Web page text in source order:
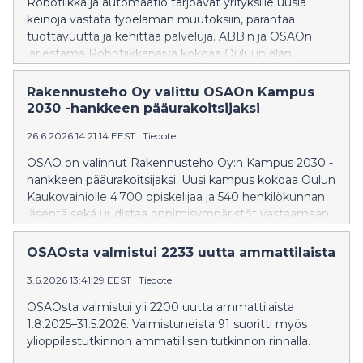
keinoja vastata työelämän muutoksiin, parantaa
tuottavuutta ja kehittää palveluja. ABB:n ja OSAOn
järjestämä Robotiikkapäivä kokoaa Ouluun alan
asiantuntijat, yritykset ja opiskelijat tutustumaan
uusimpiin teknologioihin ja niiden käytännön
sovelluksiin.
Rakennusteho Oy valittu OSAOn Kampus
2030 -hankkeen pääurakoitsijaksi
26.6.2026 14:21:14 EEST | Tiedote
OSAO on valinnut Rakennusteho Oy:n Kampus 2030 -
hankkeen pääurakoitsijaksi. Uusi kampus kokoaa Oulun
Kaukovainiolle 4 700 opiskelijaa ja 540 henkilökunnan
jäsentä sekä uudistaa oppimisympäristöt vastaamaan
tulevaisuuden tarpeita.
OSAOsta valmistui 2233 uutta ammattilaista
3.6.2026 13:41:29 EEST | Tiedote
OSAOsta valmistui yli 2200 uutta ammattilaista
1.8.2025–31.5.2026. Valmistuneista 91 suoritti myös
ylioppilastutkinnon ammatillisen tutkinnon rinnalla.